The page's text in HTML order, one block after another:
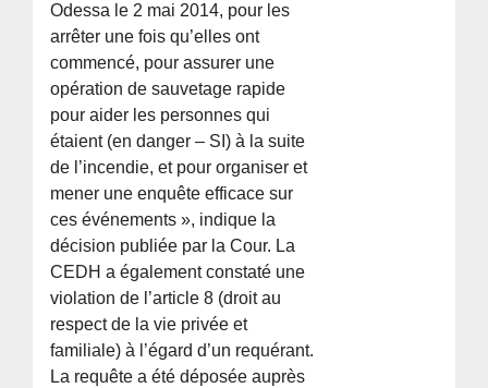
Odessa le 2 mai 2014, pour les
arrêter une fois qu’elles ont
commencé, pour assurer une
opération de sauvetage rapide
pour aider les personnes qui
étaient (en danger – SI) à la suite
de l’incendie, et pour organiser et
mener une enquête efficace sur
ces événements », indique la
décision publiée par la Cour. La
CEDH a également constaté une
violation de l’article 8 (droit au
respect de la vie privée et
familiale) à l’égard d’un requérant.
La requête a été déposée auprès